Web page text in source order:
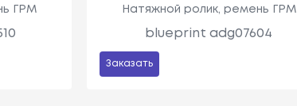
ГРМ Натяжной ролик, ремень ГРМ
blueprint adg07604
Заказать